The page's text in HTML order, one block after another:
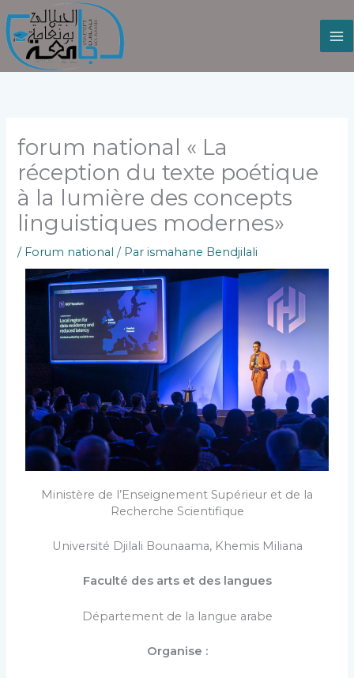
au
contenu
forum national « La
réception du texte poétique
à la lumière des concepts
linguistiques modernes»
/ Forum national / Parismahane Bendjilali
Ministère de l’Enseignement Supérieur et de la
Recherche Scientifique
Université Djilali Bounaama, Khemis Miliana
Faculté des arts et des langues
Département de la langue arabe
Organise :